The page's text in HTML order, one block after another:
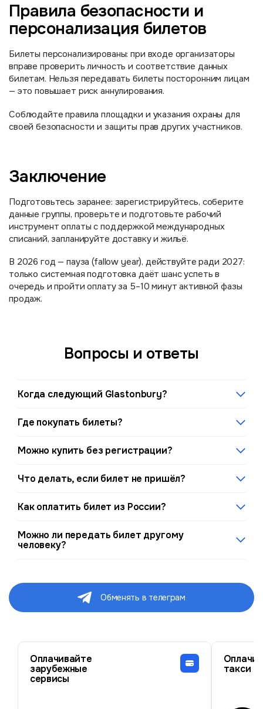
Правила безопасности и
персонализация билетов
Билеты персонализированы: при входе организаторы
вправе проверить личность и соответствие данных
билетам. Нельзя передавать билеты посторонним лицам
— это повышает риск аннулирования.
Соблюдайте правила площадки и указания охраны для
своей безопасности и защиты прав других участников.
Заключение
Подготовьтесь заранее: зарегистрируйтесь, соберите
данные группы, проверьте и подготовьте рабочий
инструмент оплаты с поддержкой международных
списаний, запланируйте доставку и жильё.
В 2026 год — пауза (fallow year), действуйте ради 2027:
только системная подготовка даёт шанс успеть в
очередь и пройти оплату за 5–10 минут активной фазы
продаж.
Вопросы и ответы
Когда следующий Glastonbury?
публикуют на официальном сайте.
Где покупать билеты?
ссылки на Glastonburyfestivals.co.uk.
Можно купить без регистрации?
участников 13+.
Что делать, если билет не пришёл?
Tickets и, при необходимости, попросите повторную
Как оплатить билет из России?
платёжной системы или европейскую карту с
поддержкой международных списаний.
Можно ли передать билет другому
человеку?
соответствие данных билетам.
Обменять в телеграм
Оплачивайте
зарубежные
сервисы
такси